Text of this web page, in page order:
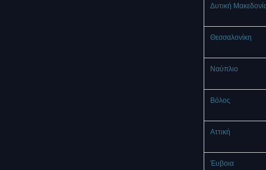
Δυτική
Θεσσαλονίκη
Ναύπλιο
Βόλος
Αττική
Έυβοια